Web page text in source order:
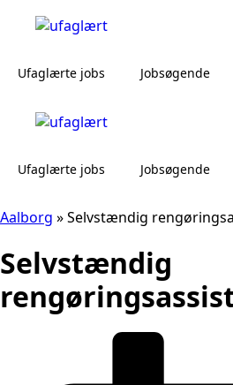
Ufaglærte jobs Jobsøgende
Ufaglærte jobs Jobsøgende
Aalborg »Selvstændig
Selvstændig